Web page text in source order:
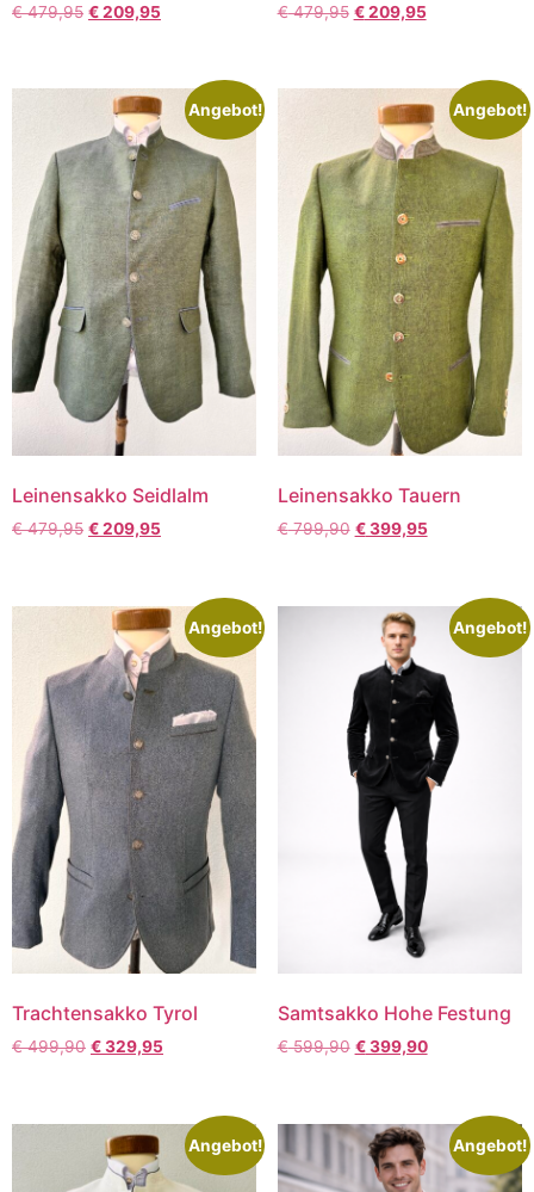
€479,95 €209,95 €479,95 €209,95
Angebot!
Leinensakko Seidlalm
€479,95 €209,95
Angebot!
Leinensakko Tauern
€799,90 €399,95
Angebot!
Trachtensakko Tyrol
€499,90 €329,95
Angebot!
Samtsakko Hohe Festung
€599,90 €399,90
Angebot! Angebot!